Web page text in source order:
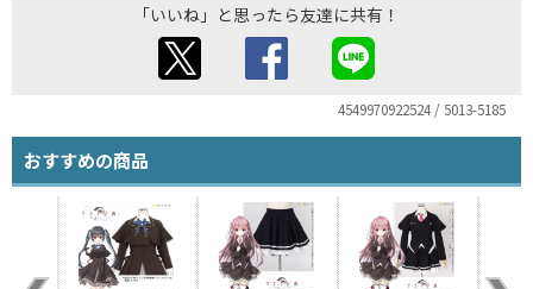
「いいね」と思ったら友達に共有！
4549970922524 / 5013-5185
おすすめの商品